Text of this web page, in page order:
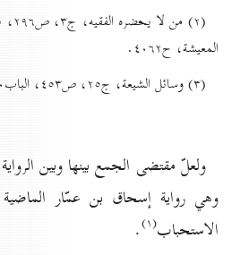
(۲)
المعيشة، ح٤٠٦۲.
(۳) وسائل الشيعة، ج۲٥، ص٤٥۳، الباب۱٠ من كتاب اللقطة.
ولعلّ مقتضى الجمع بينها وبين
وهي رواية إسحاق بن عمّار
الاستحباب(۱) .